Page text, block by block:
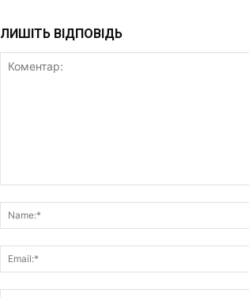
ЛИШІТЬ ВІДПОВІДЬ